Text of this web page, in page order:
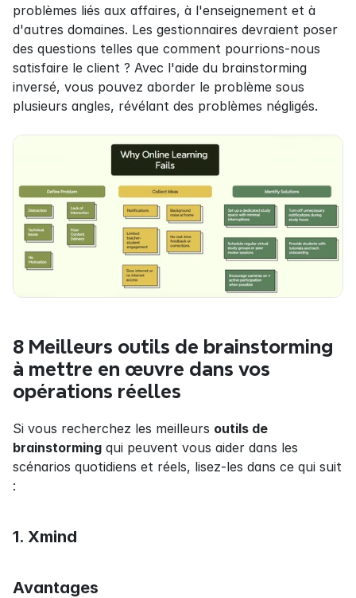
problèmes liés aux affaires, à l'enseignement et à
d'autres domaines. Les gestionnaires devraient poser
des questions telles que comment pourrions-nous
satisfaire le client ? Avec l'aide du brainstorming
inversé, vous pouvez aborder le problème sous
plusieurs angles, révélant des problèmes négligés.
8 Meilleurs outils de brainstorming
à mettre en œuvre dans vos
opérations réelles
Si vous recherchez les meilleurs outils de
brainstorming qui peuvent vous aider dans les
scénarios quotidiens et réels, lisez-les dans ce qui suit
:
1. Xmind
Avantages